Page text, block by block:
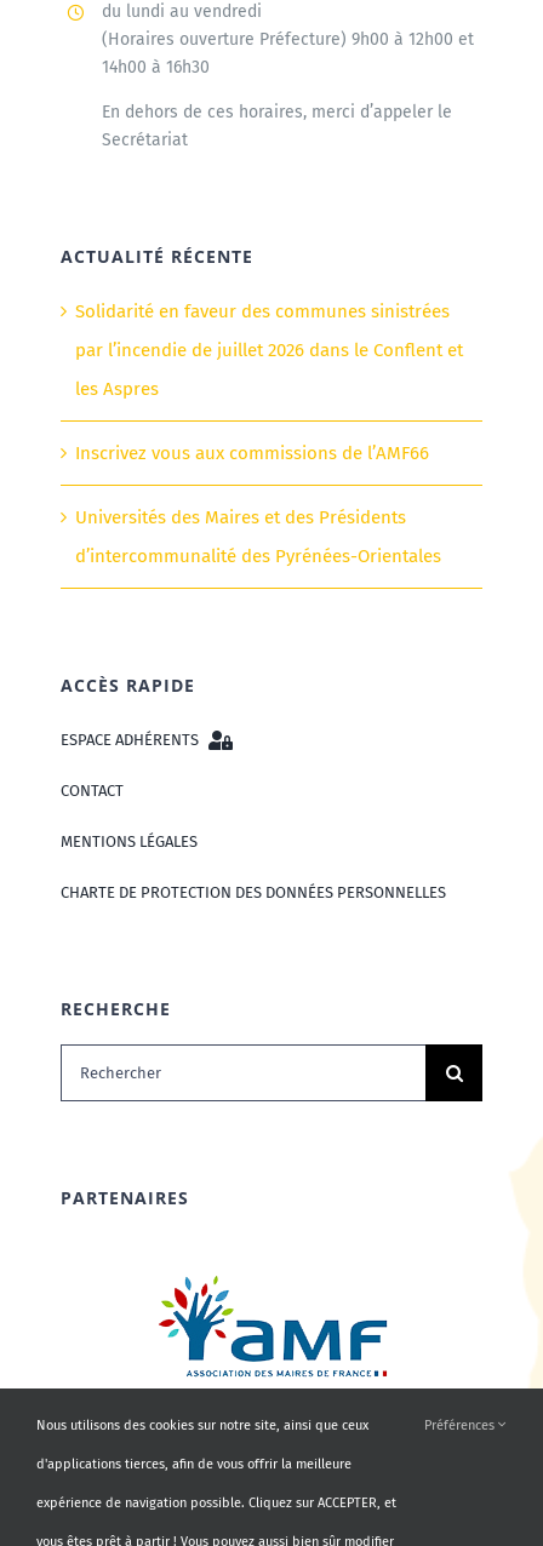
du lundi au vendredi
(Horaires ouverture Préfecture) 9h00 à 12h00 et
14h00 à 16h30
En dehors de ces horaires, merci d’appeler le
Secrétariat
ACTUALITÉ RÉCENTE
Solidarité en faveur des communes sinistrées
par l’incendie de juillet 2026 dans le Conflent et
les Aspres
Inscrivez vous aux commissions de l’AMF66
Universités des Maires et des Présidents
d’intercommunalité des Pyrénées-Orientales
ACCÈS RAPIDE
ESPACE ADHÉRENTS
CONTACT
MENTIONS LÉGALES
CHARTE DE PROTECTION DES DONNÉES PERSONNELLES
RECHERCHE
Rechercher:
PARTENAIRES
Nous utilisons des cookies sur notre site, ainsi que ceux
d'applications tierces, afin de vous offrir la meilleure
expérience de navigation possible. Cliquez sur ACCEPTER, et
vous êtes prêt à partir ! Vous pouvez aussi bien sûr modifier
Préférences